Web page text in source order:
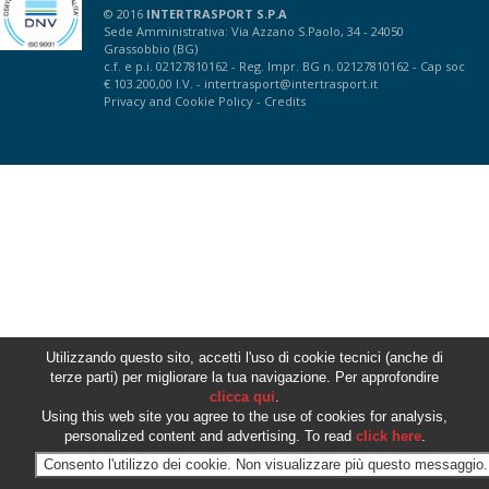
© 2016 INTERTRASPORT S.P.A
Sede Amministrativa: Via Azzano S.Paolo, 34 - 24050
Grassobbio (BG)
c.f. e p.i. 02127810162 - Reg. Impr. BG n. 02127810162 - Cap soc
€ 103.200,00 I.V. - intertrasport@intertrasport.it
Privacyand Cookie Policy- Credits
Utilizzando questo sito, accetti l'uso di cookie tecnici (anche di
terze parti) per migliorare la tua navigazione. Per approfondire
clicca qui.
Using this web site you agree to the use of cookies for analysis,
personalized content and advertising. To read click here.